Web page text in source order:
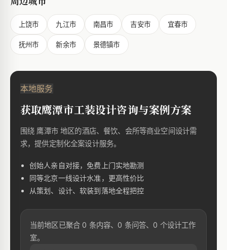
上饶市 九江市 南昌市 吉安市 宜春市
抚州市 新余市 景德镇市
本地服务
获取鹰潭市工装设计咨询与案例方案
围绕 鹰潭市 地区的酒店、餐饮、会所等商业空间设计需
求，提供定制化全案设计服务。
创始人亲自对接，免费上门实地勘测
同等北京一线设计水准，更高性价比
从策划、设计、软装到落地全程把控
当前地区已聚合 0 条内容、0 条问答、0 个设计工作
室。